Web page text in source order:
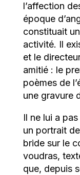
l’affection
époque
constituait
activité. Il
et le
amitié : le
poèmes de
une gravure
Il ne lui a
un portrait
bride sur le
voudras,
que, depuis